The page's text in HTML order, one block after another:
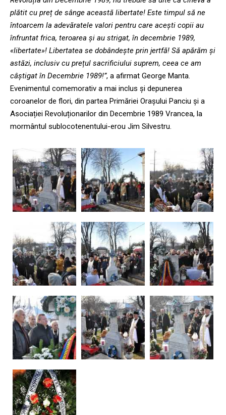
plătit cu preț de sânge această libertate! Este timpul să ne
întoarcem la adevăratele valori pentru care acești copii au
înfruntat frica, teroarea și au strigat, în decembrie 1989,
«libertate»! Libertatea se dobândește prin jertfă! Să apărăm și
astăzi, inclusiv cu prețul sacrificiului suprem, ceea ce am
câștigat în Decembrie 1989!”, a afirmat George Manta.
Evenimentul comemorativ a mai inclus și depunerea
coroanelor de flori, din partea Primăriei Orașului Panciu și a
Asociației Revoluționarilor din Decembrie 1989 Vrancea, la
mormântul sublocotenentului-erou Jim Silvestru.